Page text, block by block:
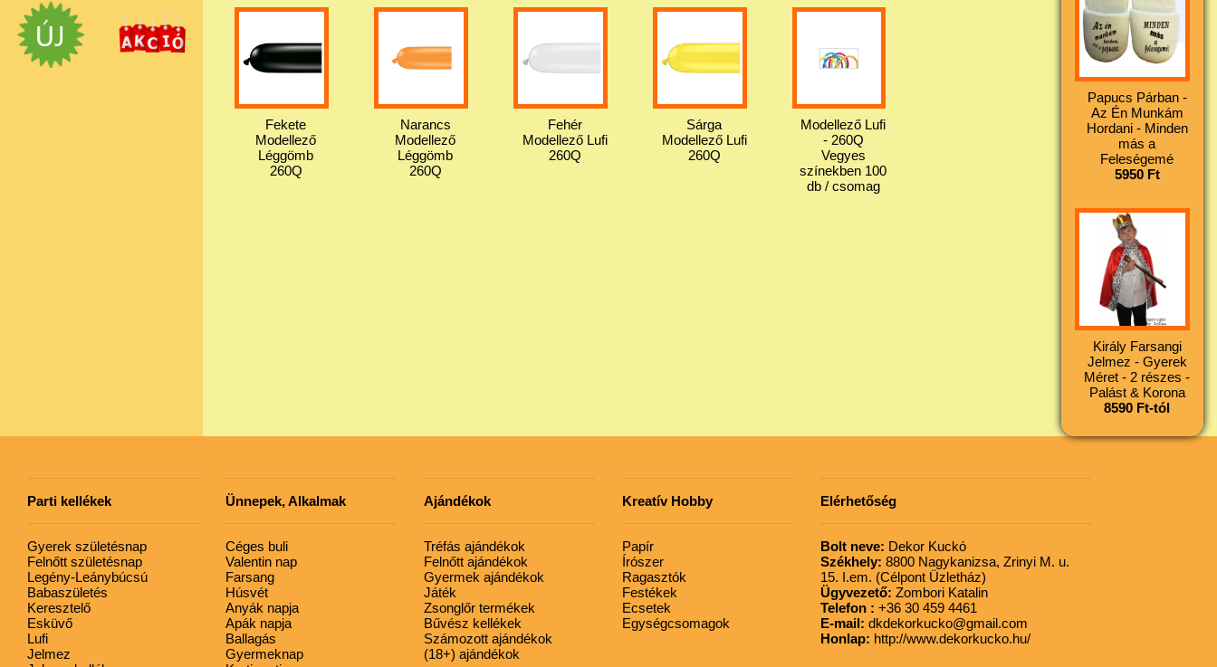
Fekete
Modellező
Léggömb
260Q
Narancs
Modellező
Léggömb
260Q
Fehér
Modellező Lufi
260Q
Sárga
Modellező Lufi
260Q
Modellező Lufi
- 260Q
Vegyes
színekben 100
db / csomag
Papucs Párban -
Az Én Munkám
Hordani - Minden
más a
Feleségemé
5950 Ft
Király Farsangi
Jelmez - Gyerek
Méret - 2 részes -
Palást & Korona
8590 Ft-tól
Parti kellékek
Gyerek születésnap
Felnőtt születésnap
Legény-Leánybúcsú
Babaszületés
Keresztelő
Esküvő
Lufi
Jelmez
Ünnepek, Alkalmak
Céges buli
Valentin nap
Farsang
Húsvét
Anyák napja
Apák napja
Ballagás
Gyermeknap
Ajándékok
Tréfás ajándékok
Felnőtt ajándékok
Gyermek ajándékok
Játék
Zsonglőr termékek
Bűvész kellékek
Számozott ajándékok
(18+) ajándékok
Kreatív Hobby
Papír
Írószer
Ragasztók
Festékek
Ecsetek
Egységcsomagok
Elérhetőség
Bolt neve: Dekor Kuckó
Székhely: 8800 Nagykanizsa, Zrinyi M. u.
15. I.em. (Célpont Üzletház)
Ügyvezető: Zombori Katalin
Telefon : +36 30 459 4461
E-mail: dkdekorkucko@gmail.com
Honlap: http://www.dekorkucko.hu/